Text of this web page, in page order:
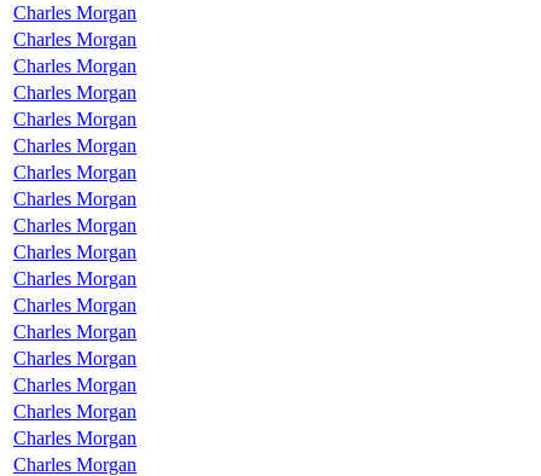
Charles Morgan
Charles Morgan
Charles Morgan
Charles Morgan
Charles Morgan
Charles Morgan
Charles Morgan
Charles Morgan
Charles Morgan
Charles Morgan
Charles Morgan
Charles Morgan
Charles Morgan
Charles Morgan
Charles Morgan
Charles Morgan
Charles Morgan
Charles Morgan